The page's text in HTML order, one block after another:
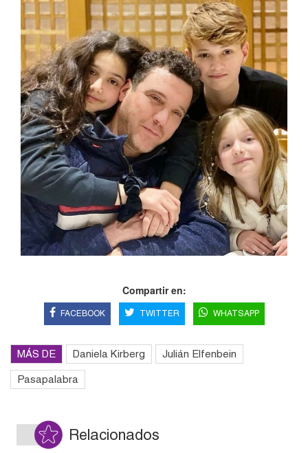
Compartir en:
FACEBOOK TWITTER WHATSAPP
MÁS DE Daniela Kirberg Julián Elfenbein
Pasapalabra
Relacionados